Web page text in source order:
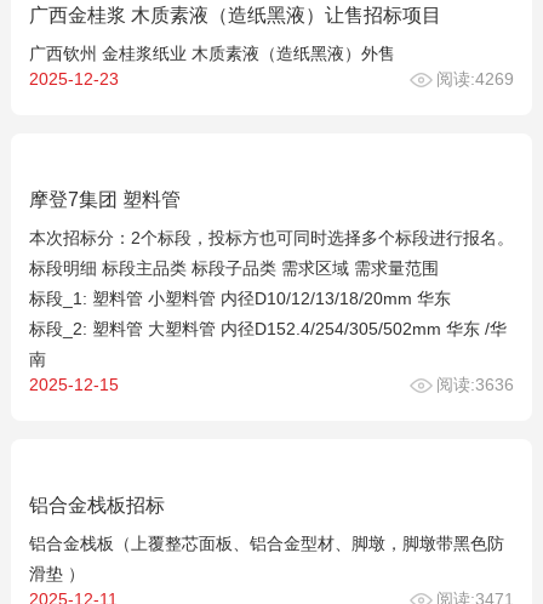
广西金桂浆 木质素液（造纸黑液）让售招标项目
广西钦州 金桂浆纸业 木质素液（造纸黑液）外售
2025-12-23
阅读:4269
摩登7集团 塑料管
本次招标分：2个标段，投标方也可同时选择多个标段进行报名。
标段明细 标段主品类 标段子品类 需求区域 需求量范围
标段_1: 塑料管 小塑料管 内径D10/12/13/18/20mm 华东
标段_2: 塑料管 大塑料管 内径D152.4/254/305/502mm 华东 /华
南
2025-12-15
阅读:3636
铝合金栈板招标
铝合金栈板（上覆整芯面板、铝合金型材、脚墩，脚墩带黑色防
滑垫 ）
2025-12-11
阅读:3471